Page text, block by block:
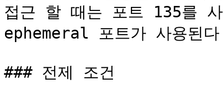
접근 할 때는 포트 135를
ephemeral 포트가 사용된
### 전제 조건